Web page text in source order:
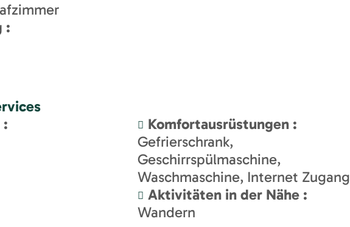
:
:
Komfortausrüstungen :
Gefrierschrank
Geschirrspülmaschine
Waschmaschine Internet Zugang
Aktivitäten in der Nähe :
Wandern